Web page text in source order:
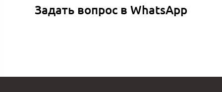
Задать вопрос в WhatsApp